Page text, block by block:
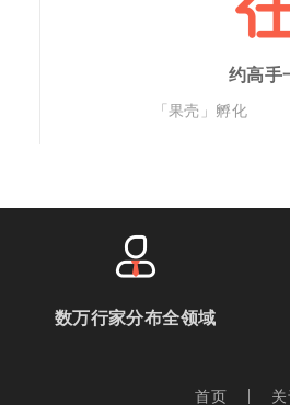
约高手
「果壳」孵化
数万行家分布全领域
首页